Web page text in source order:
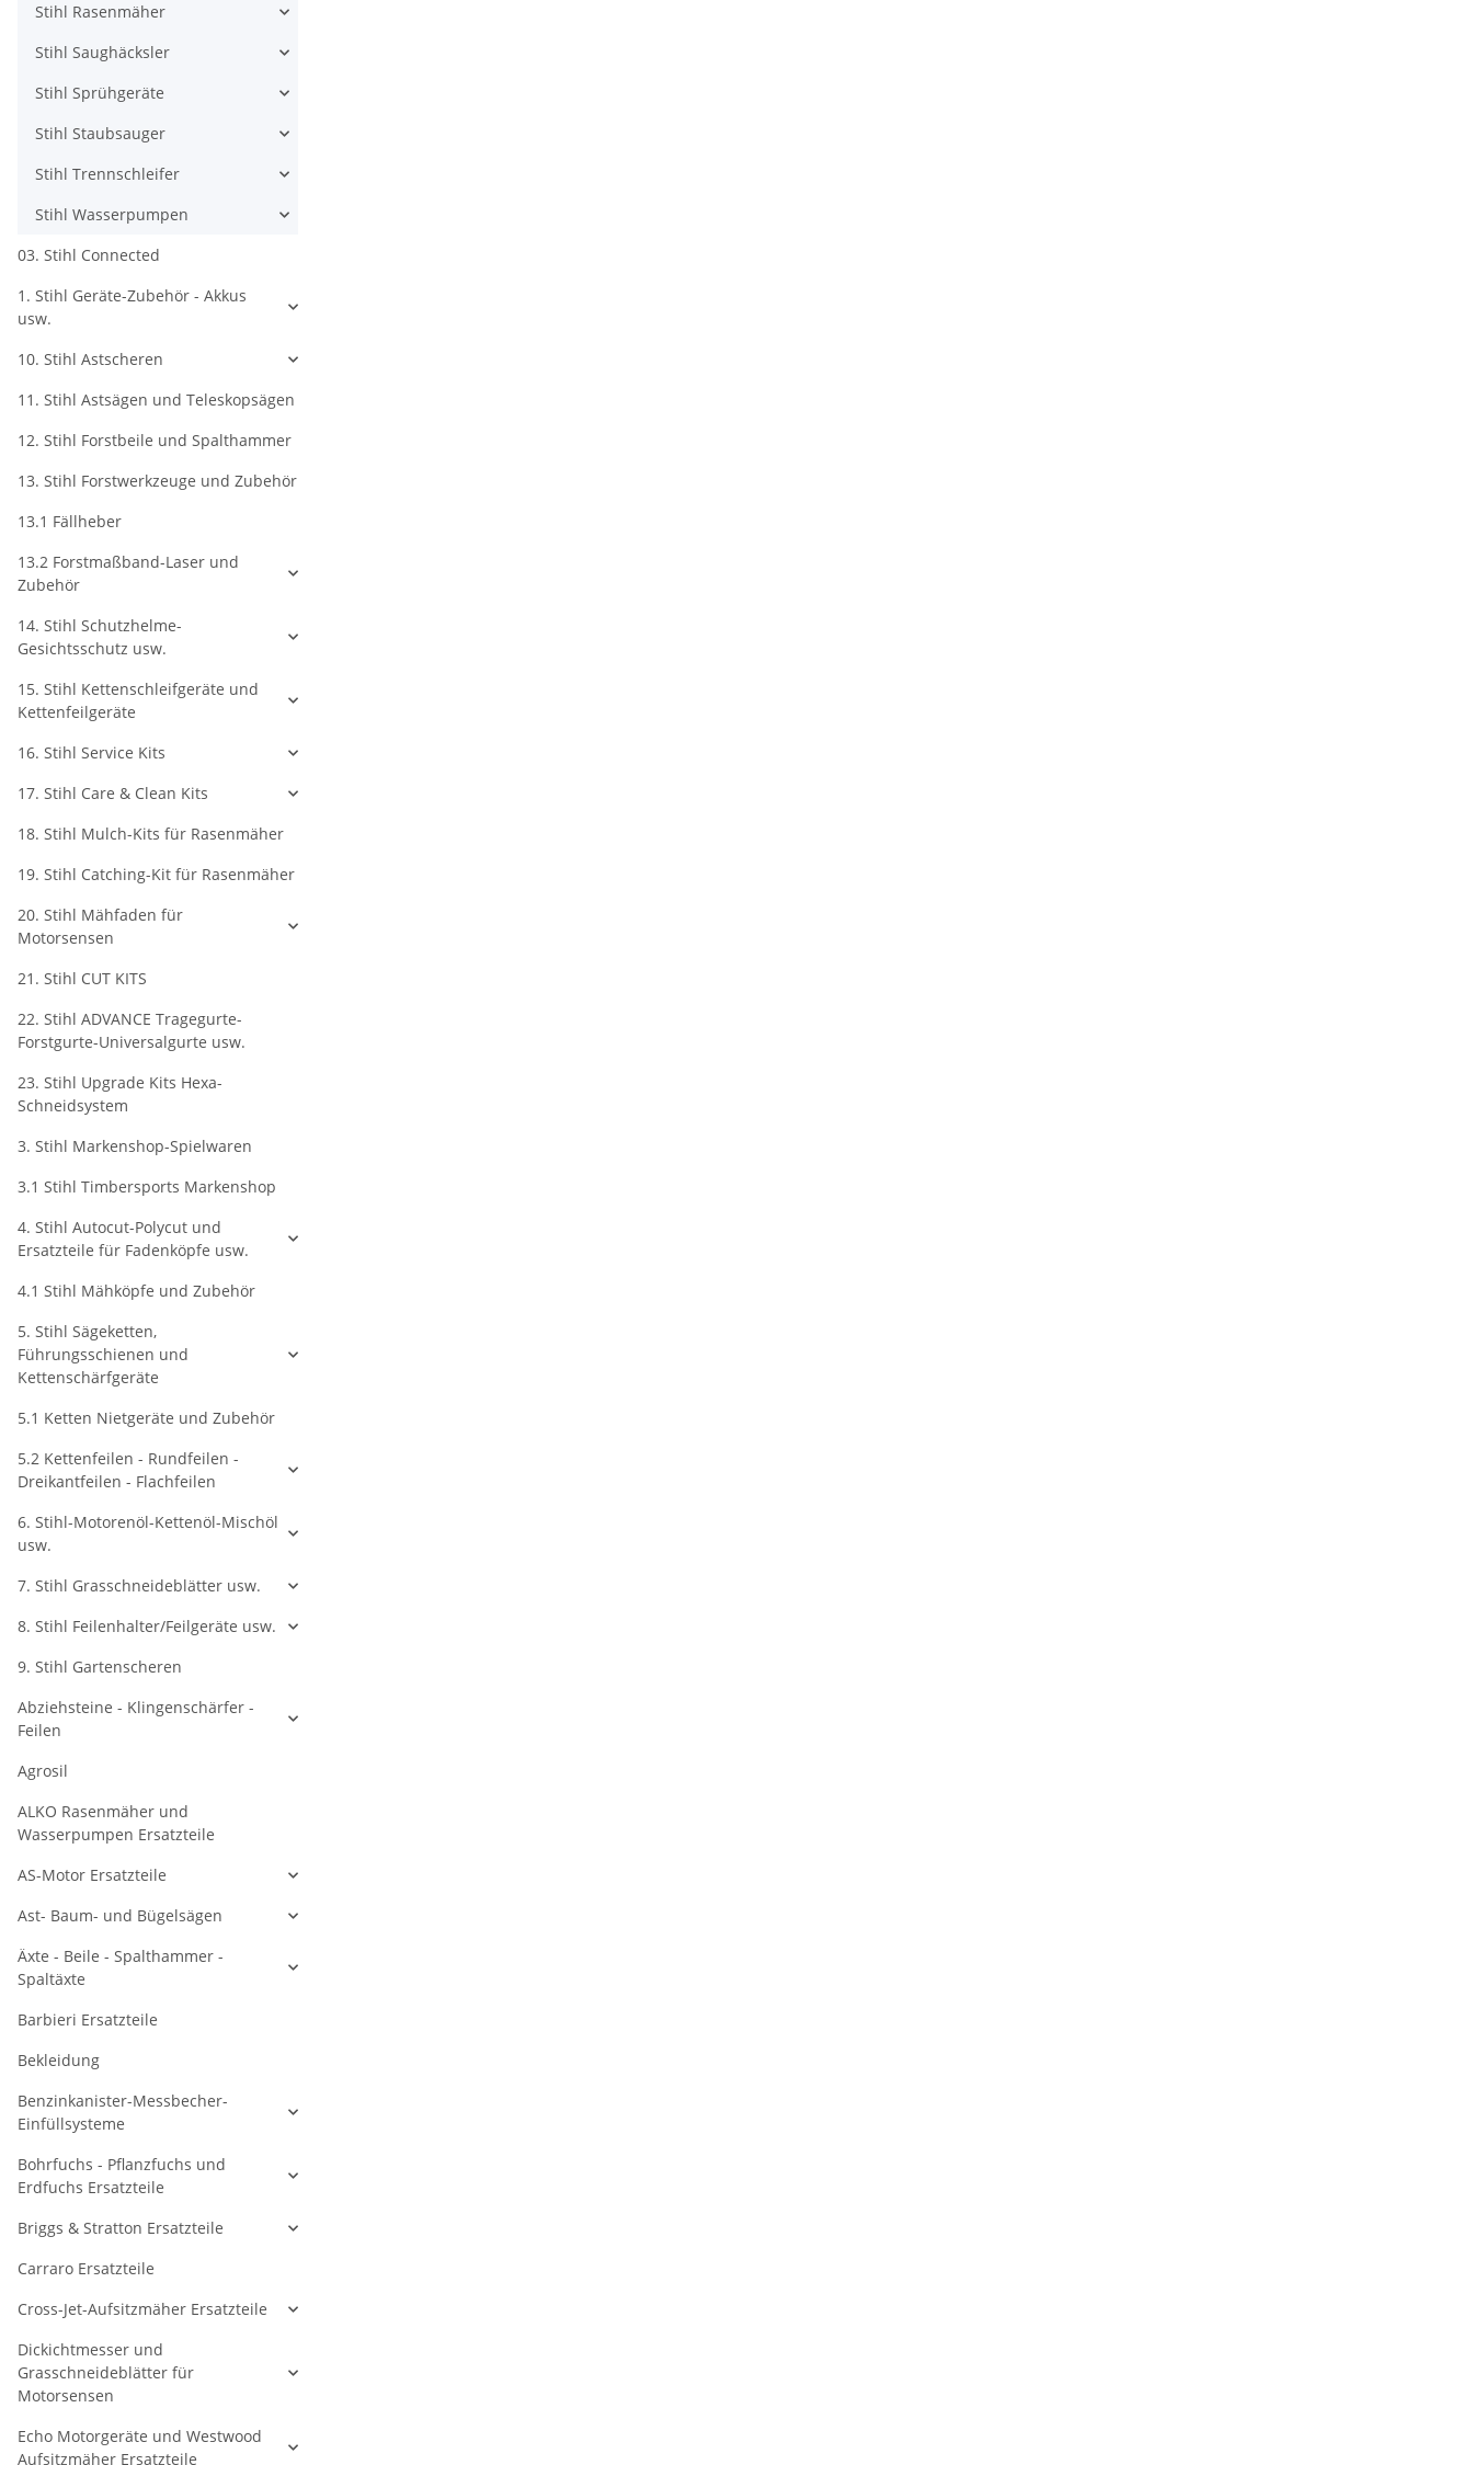
Stihl Rasenmäher
Stihl Saughäcksler
Stihl Sprühgeräte
Stihl Staubsauger
Stihl Trennschleifer
Stihl Wasserpumpen
03. Stihl Connected
1. Stihl Geräte-Zubehör - Akkus
usw.
10. Stihl Astscheren
11. Stihl Astsägen und Teleskopsägen
12. Stihl Forstbeile und Spalthammer
13. Stihl Forstwerkzeuge und Zubehör
13.1 Fällheber
13.2 Forstmaßband-Laser und
Zubehör
14. Stihl Schutzhelme-
Gesichtsschutz usw.
15. Stihl Kettenschleifgeräte und
Kettenfeilgeräte
16. Stihl Service Kits
17. Stihl Care & Clean Kits
18. Stihl Mulch-Kits für Rasenmäher
19. Stihl Catching-Kit für Rasenmäher
20. Stihl Mähfaden für
Motorsensen
21. Stihl CUT KITS
22. Stihl ADVANCE Tragegurte-
Forstgurte-Universalgurte usw.
23. Stihl Upgrade Kits Hexa-
Schneidsystem
3. Stihl Markenshop-Spielwaren
3.1 Stihl Timbersports Markenshop
4. Stihl Autocut-Polycut und
Ersatzteile für Fadenköpfe usw.
4.1 Stihl Mähköpfe und Zubehör
5. Stihl Sägeketten,
Führungsschienen und
Kettenschärfgeräte
5.1 Ketten Nietgeräte und Zubehör
5.2 Kettenfeilen - Rundfeilen -
Dreikantfeilen - Flachfeilen
6. Stihl-Motorenöl-Kettenöl-Mischöl
usw.
7. Stihl Grasschneideblätter usw.
8. Stihl Feilenhalter/Feilgeräte usw.
9. Stihl Gartenscheren
Abziehsteine - Klingenschärfer -
Feilen
Agrosil
ALKO Rasenmäher und
Wasserpumpen Ersatzteile
AS-Motor Ersatzteile
Ast- Baum- und Bügelsägen
Äxte - Beile - Spalthammer -
Spaltäxte
Barbieri Ersatzteile
Bekleidung
Benzinkanister-Messbecher-
Einfüllsysteme
Bohrfuchs - Pflanzfuchs und
Erdfuchs Ersatzteile
Briggs & Stratton Ersatzteile
Carraro Ersatzteile
Cross-Jet-Aufsitzmäher Ersatzteile
Dickichtmesser und
Grasschneideblätter für
Motorsensen
Echo Motorgeräte und Westwood
Aufsitzmäher Ersatzteile